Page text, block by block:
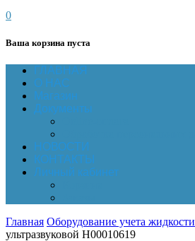
0
Ваша корзина пуста
ГЛАВНАЯ
О НАС
Магазин
Документы
НОВОСТИ
КОНТАКТЫ
Личный кабинет
Главная Оборудование учета жидкости
ультразвуковой Н00010619